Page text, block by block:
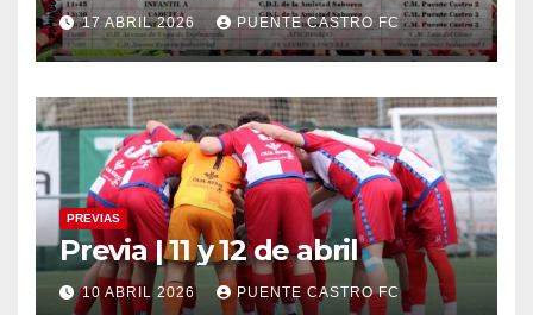
17 ABRIL 2026 PUENTE CASTRO FC
PREVIAS
Previa | 11 y 12 de abril
10 ABRIL 2026 PUENTE CASTRO FC